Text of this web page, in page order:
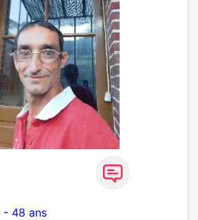
Je suis bourré de qualités
Je suis altruiste,
attentionné, honnête,
de caractère et compréhensif : je
de choses. Mais ne vous
si une personne que
fois, il n’y aura pas de seconde
à « vitam eternam ».
un tout petit peu maniaque ainsi
de faire des efforts. Rien de
moins je le pense……Je suis un
À vous si vous le souhaitez,
davantage. J’en serai
je l’espère.
- 48 ans